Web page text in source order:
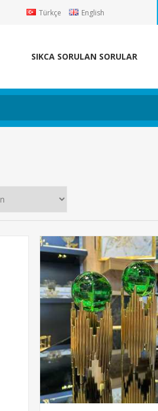
Türkçe English
SIKCA SORULAN SORULAR